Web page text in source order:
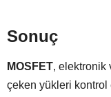
Sonuç
MOSFET, elektronik
çeken yükleri kontrol